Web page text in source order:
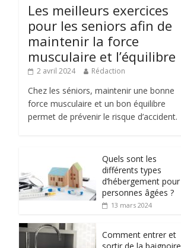
Les meilleurs exercices
pour les seniors afin de
maintenir la force
musculaire et l’équilibre
2 avril 2024 Rédaction
Chez les séniors, maintenir une bonne
force musculaire et un bon équilibre
permet de prévenir le risque d’accident.
Quels sont les
différents types
d’hébergement pour
personnes âgées ?
13 mars 2024
Comment entrer et